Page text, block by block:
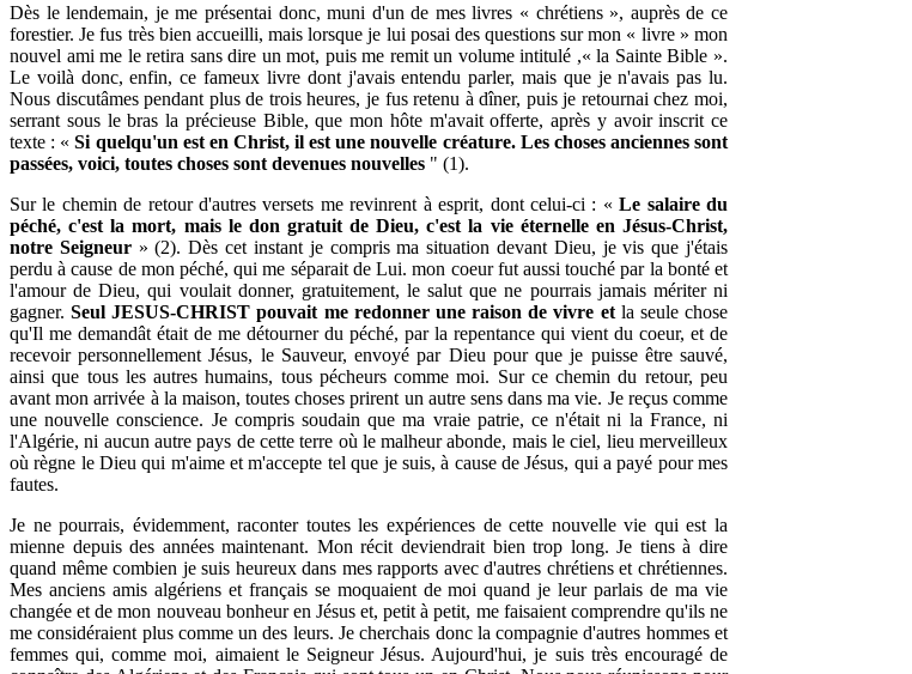
Dès le lendemain, je me présentai donc, muni d'un de mes livres « chrétiens », auprès de ce
forestier. Je fus très bien accueilli, mais lorsque je lui posai des questions sur mon « livre » mon
nouvel ami me le retira sans dire un mot, puis me remit un volume intitulé ,« la Sainte Bible ».
Le voilà donc, enfin, ce fameux livre dont j'avais entendu parler, mais que je n'avais pas lu.
Nous discutâmes pendant plus de trois heures, je fus retenu à dîner, puis je retournai chez moi,
serrant sous le bras la précieuse Bible, que mon hôte m'avait offerte, après y avoir inscrit ce
texte : «Si quelqu'un est en Christ, il est une nouvelle créature. Les choses anciennes sont
passées, voici, toutes choses sont devenues nouvelles " (1).
Sur le chemin de retour d'autres versets me revinrent à esprit, dont celui-ci : «Le salaire du
péché, c'est la mort, mais le don gratuit de Dieu, c'est la vie éternelle en Jésus-Christ,
notre Seigneur» (2). Dès cet instant je compris ma situation devant Dieu, je vis que j'étais
perdu à cause de mon péché, qui me séparait de Lui. mon coeur fut aussi touché par la bonté et
l'amour de Dieu, qui voulait donner, gratuitement, le salut que ne pourrais jamais mériter ni
gagner.Seul JESUS-CHRIST pouvait me redonner une raison de vivre et la seule chose
qu'Il me demandât était de me détourner du péché, par la repentance qui vient du coeur, et de
recevoir personnellement Jésus, le Sauveur, envoyé par Dieu pour que je puisse être sauvé,
ainsi que tous les autres humains, tous pécheurs comme moi. Sur ce chemin du retour, peu
avant mon arrivée à la maison, toutes choses prirent un autre sens dans ma vie. Je reçus comme
une nouvelle conscience. Je compris soudain que ma vraie patrie, ce n'était ni la France, ni
l'Algérie, ni aucun autre pays de cette terre où le malheur abonde, mais le ciel, lieu merveilleux
où règne le Dieu qui m'aime et m'accepte tel que je suis, à cause de Jésus, qui a payé pour mes
fautes.
Je ne pourrais, évidemment, raconter toutes les expériences de cette nouvelle vie qui est la
mienne depuis des années maintenant. Mon récit deviendrait bien trop long. Je tiens à dire
quand même combien je suis heureux dans mes rapports avec d'autres chrétiens et chrétiennes.
Mes anciens amis algériens et français se moquaient de moi quand je leur parlais de ma vie
changée et de mon nouveau bonheur en Jésus et, petit à petit, me faisaient comprendre qu'ils ne
me considéraient plus comme un des leurs. Je cherchais donc la compagnie d'autres hommes et
femmes qui, comme moi, aimaient le Seigneur Jésus. Aujourd'hui, je suis très encouragé de